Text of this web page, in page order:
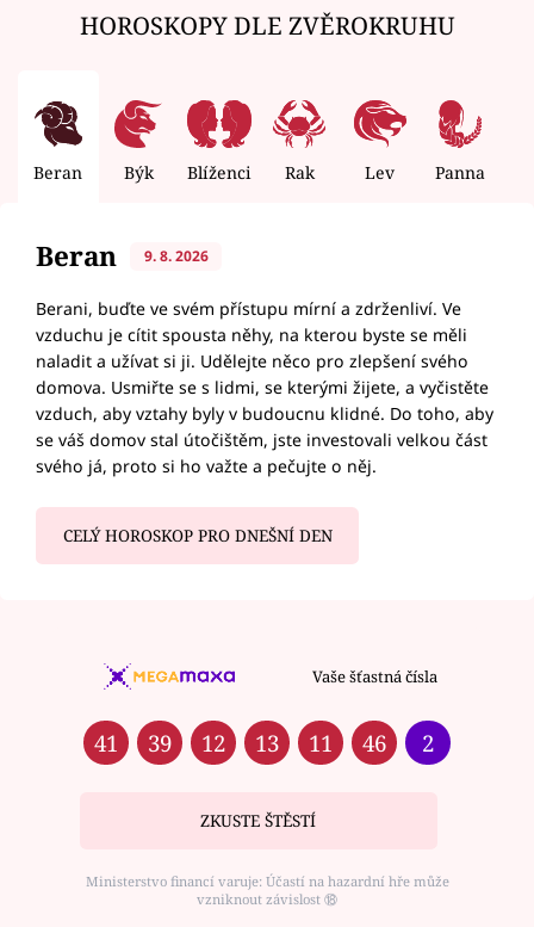
HOROSKOPY DLE ZVĚROKRUHU
Beran Býk Blíženci Rak Lev Panna
Beran 9. 8. 2026
Berani, buďte ve svém přístupu mírní a zdrženliví. Ve
vzduchu je cítit spousta něhy, na kterou byste se měli
naladit a užívat si ji. Udělejte něco pro zlepšení svého
domova. Usmiřte se s lidmi, se kterými žijete, a vyčistěte
vzduch, aby vztahy byly v budoucnu klidné. Do toho, aby
se váš domov stal útočištěm, jste investovali velkou část
svého já, proto si ho važte a pečujte o něj.
CELÝ HOROSKOP PRO DNEŠNÍ DEN
Vaše šťastná čísla
41 39 12 13 11 46 2
ZKUSTE ŠTĚSTÍ
Ministerstvo financí varuje: Účastí na hazardní hře může
vzniknout závislost ⑱